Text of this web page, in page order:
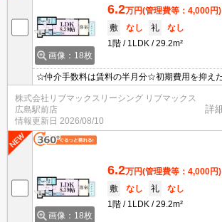
画像：18枚
6.2万円(管理費等：4,000円)
敷
なし 礼
なし
1階
1LDK 29.2m²
☆仲介手数料は賃料の半月分☆初期費用を抑え
最寄り電停まで徒歩７分☆ネット無料☆２口キ
能など人気の室内設備充実☆モニター付きオー
安心です☆便利な宅配ボックスあり☆彡
株式会社リブマックスリーシング リブマックス
広島駅前店
情報更新日 2026/08/10
詳
画像：18枚
6.2万円(管理費等：4,000円)
敷
なし 礼
なし
1階
1LDK 29.2m²